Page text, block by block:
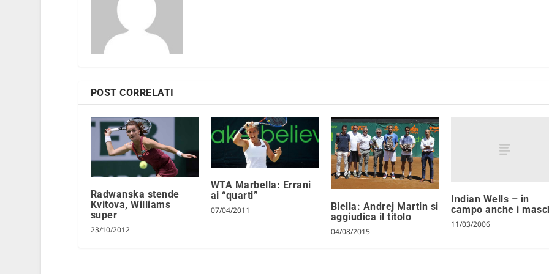
POST CORRELATI
Radwanska stende
Kvitova, Williams
super
23/10/2012
WTA Marbella: Errani
ai “quarti”
07/04/2011
Biella: Andrej Martin si
aggiudica il titolo
04/08/2015
Indian Wells – in
campo anche i
11/03/2006